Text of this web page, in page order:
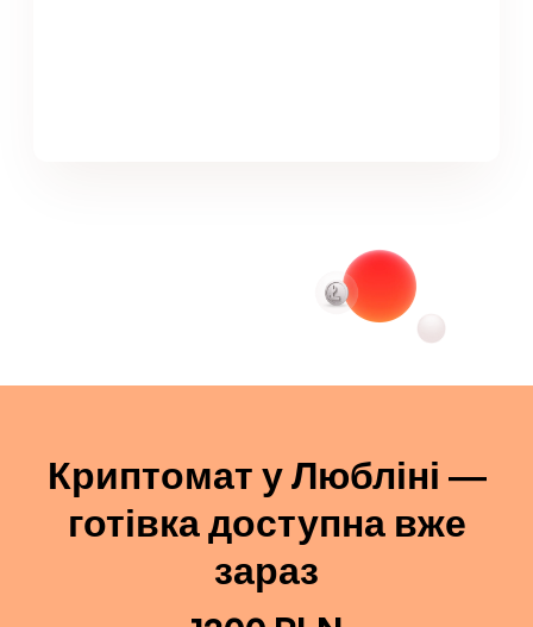
Криптомат у Любліні —
готівка доступна вже
зараз